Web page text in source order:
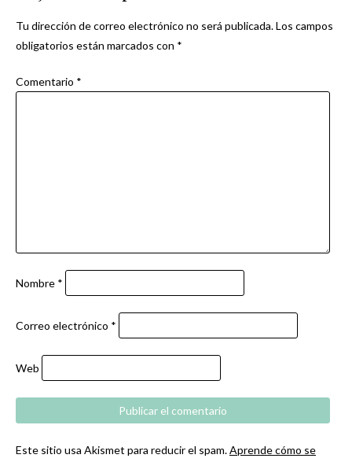
Tu dirección de correo electrónico no será publicada.Los campos
obligatorios están marcados con *
Comentario *
Nombre *
Correo electrónico *
Web
Este sitio usa Akismet para reducir el spam.Aprende cómo se